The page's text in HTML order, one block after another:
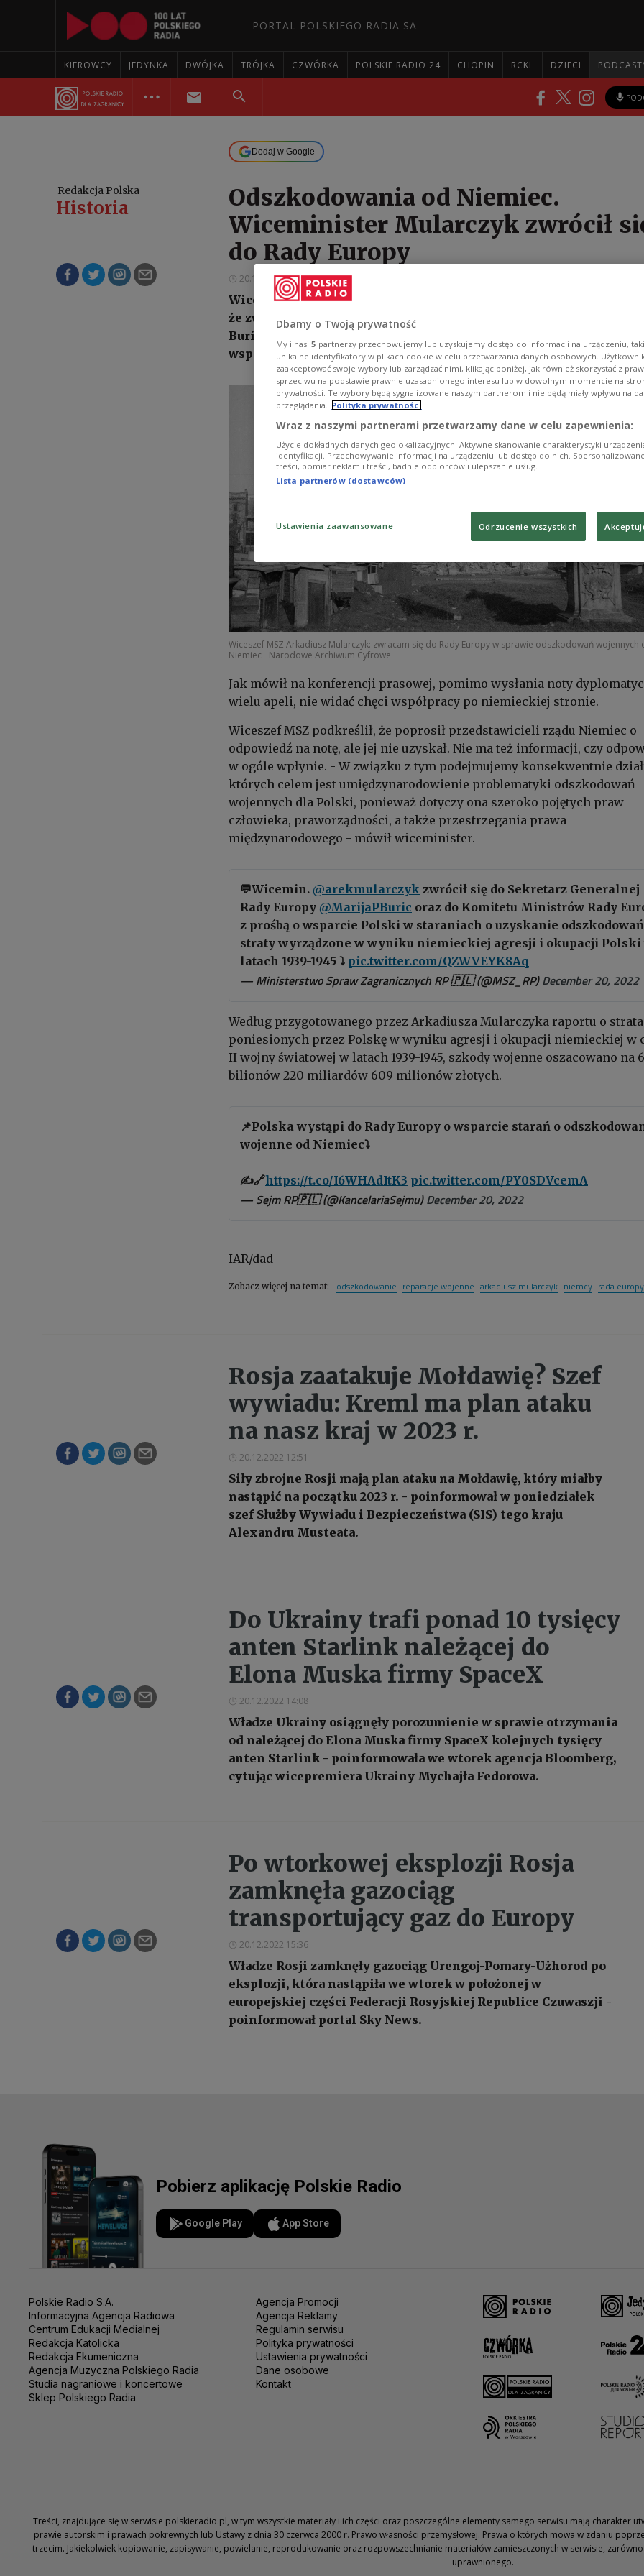
PORTAL POLSKIEGO RADIA SA
KIEROWCY JEDYNKA DWÓJKA TRÓJKA CZWÓRKA POLSKIE RADIO 24 CHOPIN RCKL DZIECI
Dodaj w Google
Redakcja Polska
Historia
Odszkodowania od Niemiec.
Wiceminister Mularczyk zwrócił
do Rady Europy
20.12.2022 15:53
Wiceminister spraw zagranicznych Arkadiusz Mularczyk
że zwraca się do sekretarz generalnej Rady Europy Mariji
Burić oraz Komitetu Rady Ministrów Rady z prośbą o nawiązanie
współpracy w sprawie odszkodowań wojennych od Niemiec.
Wiceszef MSZ Arkadiusz Mularczyk: zwracam się do Rady Europy w sprawie odszkodowań wojennych
Niemiec
Narodowe Archiwum Cyfrowe
Jak mówił na konferencji prasowej, pomimo wysłania noty
wielu apeli, nie widać chęci współpracy po niemieckiej stronie.
Wiceszef MSZ podkreślił, że poprosił przedstawicieli rządu Niemiec o
odpowiedź na notę, ale jej nie uzyskał. Nie ma też informacji, czy
w ogóle wpłynie. - W związku z tym podejmujemy konsekwentnie
których celem jest umiędzynarodowienie problematyki odszkodowań
wojennych dla Polski, ponieważ dotyczy ona szeroko pojętych praw
człowieka, praworządności, a także przestrzegania prawa
międzynarodowego - mówił wiceminister.
💬Wicemin. @arekmularczyk zwrócił się do Sekretarz Generalnej
Rady Europy @MarijaPBuric oraz do Komitetu Ministrów Rady
z prośbą o wsparcie Polski w staraniach o uzyskanie
straty wyrządzone w wyniku niemieckiej agresji i okupacji Polski
latach 1939-1945 ⤵️ pic.twitter.com/QZWVEYK8Aq
— Ministerstwo Spraw Zagranicznych RP 🇵🇱 (@MSZ_RP)December 20, 2022
Według przygotowanego przez Arkadiusza Mularczyka raportu o
poniesionych przez Polskę w wyniku agresji i okupacji niemieckiej w
II wojny światowej w latach 1939-1945, szkody wojenne oszacowano na 6
bilionów 220 miliardów 609 milionów złotych.
📌Polska wystąpi do Rady Europy o wsparcie starań o
wojenne od Niemiec⤵️
✍️🔗https://t.co/I6WHAdItK3 pic.twitter.com/PY0SDVcemA
— Sejm RP🇵🇱 (@KancelariaSejmu)December 20, 2022
IAR/dad
Zobacz więcej na temat: odszkodowanie reparacje wojenne arkadiusz mularczyk niemcy rada europy
Rosja zaatakuje Mołdawię? Szef
wywiadu: Kreml ma plan ataku
na nasz kraj w 2023 r.
20.12.2022 12:51
Siły zbrojne Rosji mają plan ataku na Mołdawię, który miałby
nastąpić na początku 2023 r. - poinformował w poniedziałek
szef Służby Wywiadu i Bezpieczeństwa (SIS) tego kraju
Alexandru Musteata.
Do Ukrainy trafi ponad 10 tysięcy
anten Starlink należącej do
Elona Muska firmy SpaceX
20.12.2022 14:08
Władze Ukrainy osiągnęły porozumienie w sprawie otrzymania
od należącej do Elona Muska firmy SpaceX kolejnych tysięcy
anten Starlink - poinformowała we wtorek agencja Bloomberg,
cytując wicepremiera Ukrainy Mychajła Fedorowa.
Po wtorkowej eksplozji Rosja
zamknęła gazociąg
transportujący gaz do Europy
20.12.2022 15:36
Władze Rosji zamknęły gazociąg Urengoj-Pomary-Użhorod po
eksplozji, która nastąpiła we wtorek w położonej w
europejskiej części Federacji Rosyjskiej Republice Czuwaszji -
poinformował portal Sky News.
Pobierz aplikację Polskie Radio
Google Play App Store
Polskie Radio S.A.
Informacyjna Agencja Radiowa
Centrum Edukacji Medialnej
Redakcja Katolicka
Redakcja Ekumeniczna
Agencja Muzyczna Polskiego Radia
Studia nagraniowe i koncertowe
Sklep Polskiego Radia
Agencja Promocji
Agencja Reklamy
Regulamin serwisu
Polityka prywatności
Ustawienia prywatności
Dane osobowe
Kontakt
Treści, znajdujące się w serwisie polskieradio.pl, w tym wszystkie materiały i ich części oraz poszczególne elementy samego serwisu mają charakter
prawie autorskim i prawach pokrewnych lub Ustawy z dnia 30 czerwca 2000 r. Prawo własności przemysłowej. Prawa o których mowa w zdaniu
trzecim. Jakiekolwiek kopiowanie, zapisywanie, powielanie, reprodukowanie oraz rozpowszechnianie materiałów zamieszczonych w serwisie,
uprawnionego.
Dbamy o Twoją prywatność
My i nasi 5 partnerzy przechowujemy lub uzyskujemy dostęp do informacji na urządzeniu,
unikalne identyfikatory w plikach cookie w celu przetwarzania danych osobowych.
zaakceptować swoje wybory lub zarządzać nimi, klikając poniżej, jak również skorzystać z
sprzeciwu na podstawie prawnie uzasadnionego interesu lub w dowolnym momencie na
prywatności. Te wybory będą sygnalizowane naszym partnerom i nie będą miały wpływu na
przeglądania. Polityka prywatności
Wraz z naszymi partnerami przetwarzamy dane w celu zapewnienia:
Użycie dokładnych danych geolokalizacyjnych. Aktywne skanowanie charakterystyki
identyfikacji. Przechowywanie informacji na urządzeniu lub dostęp do nich.
treści, pomiar reklam i treści, badnie odbiorców i ulepszanie usług.
Lista partnerów (dostawców)
Ustawienia zaawansowane Odrzucenie wszystkich